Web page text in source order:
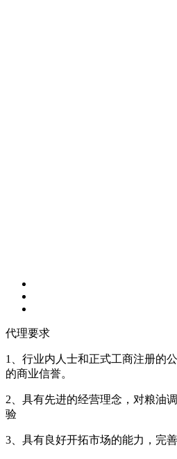
代理要求
1、行业内人士和正式工商注册的
的商业信誉。
2、具有先进的经营理念，对粮油
验
3、具有良好开拓市场的能力，完